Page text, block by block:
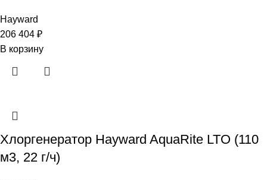
Hayward
206 404 ₽
В корзину
Хлоргенератор Hayward AquaRite LTO (110
м3, 22 г/ч)